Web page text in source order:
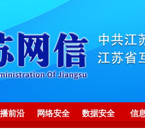
前沿 网络安全 数据安全 信